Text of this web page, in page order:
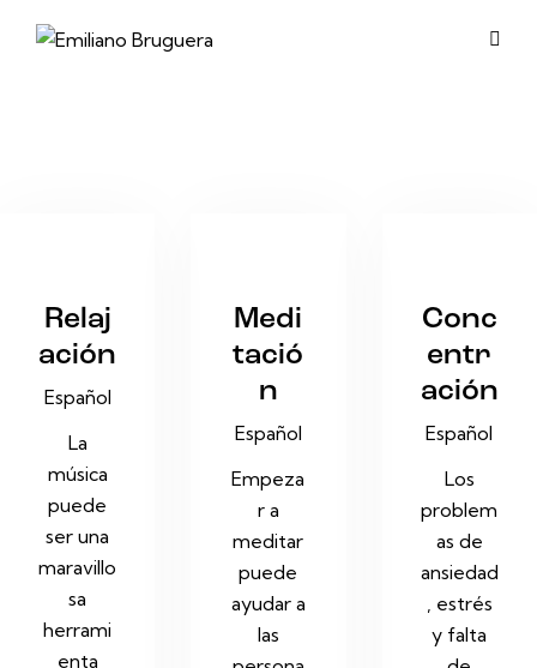
Relaj
ación
Español
La
música
puede
ser una
maravillo
sa
herrami
enta
Medi
tació
n
Español
Empeza
r a
meditar
puede
ayudar a
las
Conc
entr
ación
Español
Los
problem
as de
ansiedad
, estrés
y falta